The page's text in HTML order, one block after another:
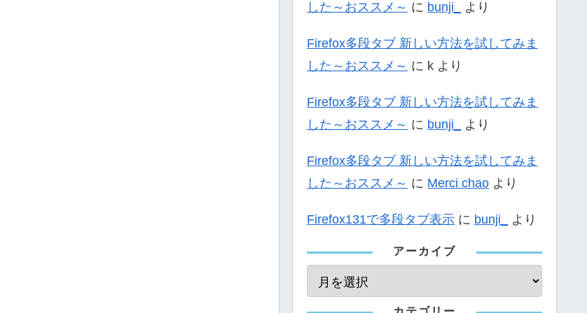
した～おススメ～ に bunji_ より
Firefox多段タブ 新しい方法を試してみま
した～おススメ～ に k より
Firefox多段タブ 新しい方法を試してみま
した～おススメ～ に bunji_ より
Firefox多段タブ 新しい方法を試してみま
した～おススメ～ に Merci chao より
Firefox131で多段タブ表示 に bunji_ より
アーカイブ